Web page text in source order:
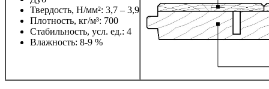
Твердость, Н/мм²: 3,7 – 3,9
Плотность, кг/м³: 700
Стабильность, усл. ед.: 4
Влажность: 8-9 %